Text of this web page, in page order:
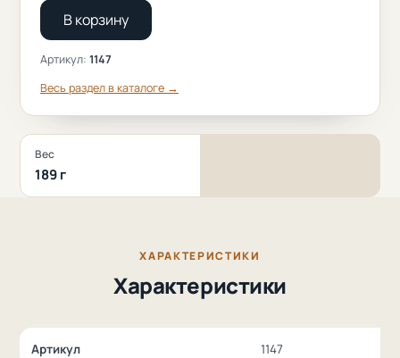
В корзину
Артикул: 1147
Весь раздел в каталоге →
Вес
189 г
ХАРАКТЕРИСТИКИ
Характеристики
Артикул 1147